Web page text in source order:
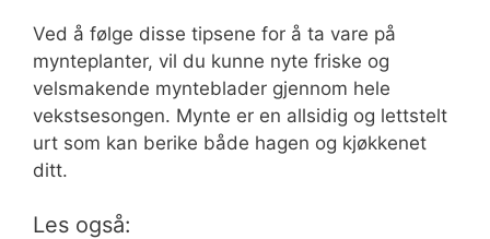
Ved å følge disse tipsene for å ta vare på
mynteplanter, vil du kunne nyte friske og
velsmakende mynteblader gjennom hele
vekstsesongen. Mynte er en allsidig og lettstelt
urt som kan berike både hagen og kjøkkenet
ditt.
Les også: